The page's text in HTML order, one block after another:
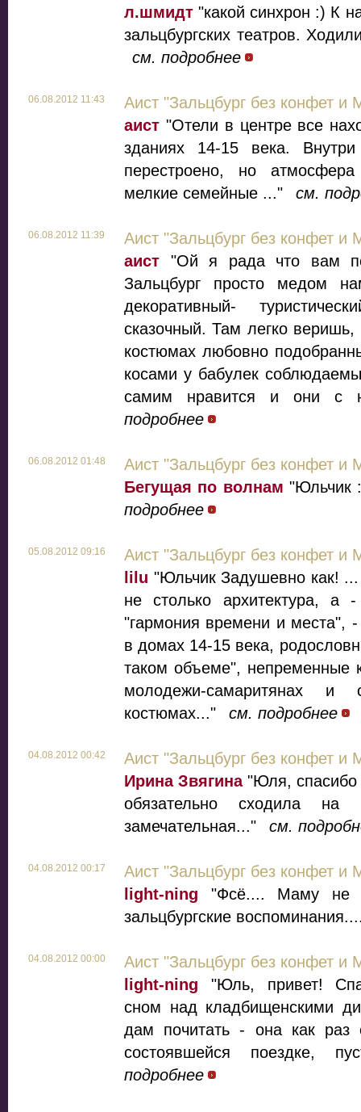
л.шмидт "какой синхрон :) К
зальцбургских театров.
см. подробнее
06.08.2012 11:43
Аист "Зальцбург без конфет и
аист "Отели в центре все
зданиях 14-15 века.
перестроено, но
мелкие семейные ..."
см.
06.08.2012 11:39
Аист "Зальцбург без конфет и
аист "Ой я рада что вам
Зальцбург просто медом
декоративный-
сказочный. Там легко веришь,
костюмах любовно
косами у бабулек
самим нравится и они с
подробнее
06.08.2012 01:48
Аист "Зальцбург без конфет и
Бегущая по волнам "Юльчик
подробнее
05.08.2012 09:16
Аист "Зальцбург без конфет и
lilu "Юльчик Задушевно как!
не столько архитектура, а
"гармония времени и места",
в домах 14-15 века,
таком объеме", непременные
молодежи-самаритянах и
костюмах..."
см. подробнее
04.08.2012 00:42
Аист "Зальцбург без конфет и
Ирина Звягина"Юля, спасибо
обязательно сходила
замечательная..."
см.
04.08.2012 00:17
Аист "Зальцбург без конфет и
light-ning "Фсё.... Маму не
зальцбургские
04.08.2012 00:00
Аист "Зальцбург без конфет и
light-ning "Юль, привет!
сном над кладбищенскими
дам почитать - она как раз
состоявшейся поездке,
подробнее